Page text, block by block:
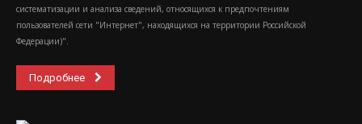
систематизации и анализа сведений, относящихся к предпочтениям
пользователей сети "Интернет", находящихся на территории Российской
Федерации)".
Подробнее